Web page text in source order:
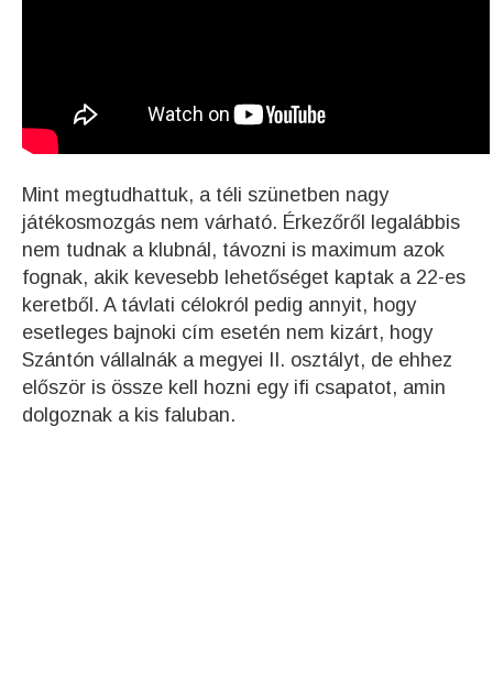
Mint megtudhattuk, a téli szünetben nagy
játékosmozgás nem várható. Érkezőről legalábbis
nem tudnak a klubnál, távozni is maximum azok
fognak, akik kevesebb lehetőséget kaptak a 22-es
keretből. A távlati célokról pedig annyit, hogy
esetleges bajnoki cím esetén nem kizárt, hogy
Szántón vállalnák a megyei II. osztályt, de ehhez
először is össze kell hozni egy ifi csapatot, amin
dolgoznak a kis faluban.